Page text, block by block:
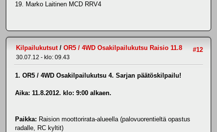
19. Marko Laitinen MCD RRV4
#12
Kilpailukutsut/ OR5 / 4WD Osakilpailukutsu Raisio 11.8
30.07.12 - klo: 09.43
1. OR5 / 4WD Osakilpailukutsu 4. Sarjan päätöskilpailu!
Aika: 11.8.2012. klo: 9:00 alkaen.
Paikka: Raision moottorirata-alueella (palovuorentieltä opastus
radalle, RC kyltit)